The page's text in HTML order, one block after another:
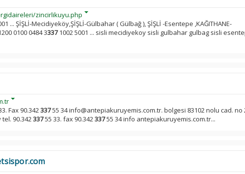
zincirlikuyu.php
... ŞİŞLİ-Mecidiyeköy,ŞİŞLİ-Gülbahar ( Gülbağ ), ŞİŞLİ -Esentepe ,KAĞITHANE-
0100 0484 33371002 5001 ... sisli mecidiyekoy sisli gulbahar gulbag sisli
Fax 90.34233755 34 info@antepiakuruyemis.com.tr. bolgesi 83102 nolu cad. no
90.34233755 33. fax 90.34233755 34 info antepiakuruyemis.com.tr...